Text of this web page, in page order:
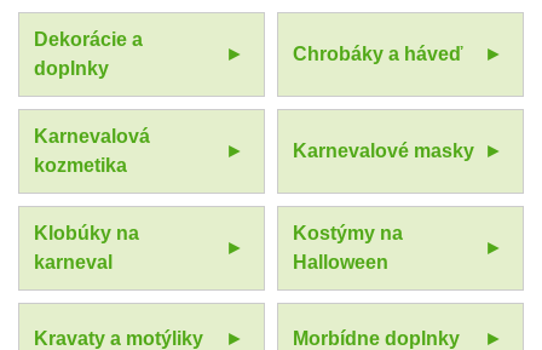
Dekorácie a
doplnky
Chrobáky a háveď
Karnevalová
kozmetika
Karnevalové masky
Klobúky na
karneval
Kostýmy na
Halloween
Kravaty a motýliky Morbídne doplnky